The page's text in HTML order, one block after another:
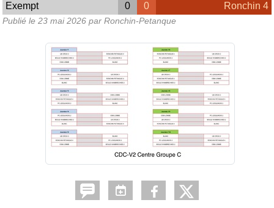
Exempt 0 0 Ronchin 4
Publié le 23 mai 2026 par Ronchin-Petanque